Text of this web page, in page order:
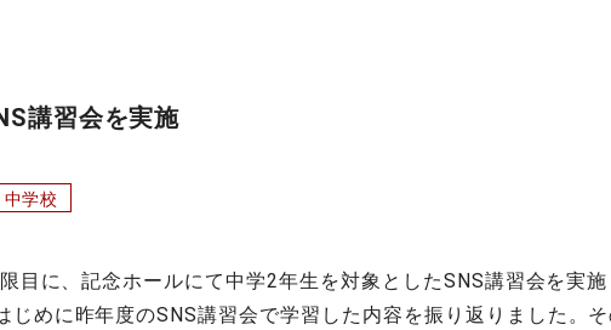
講習会を実施
中学校
目に、記念ホールにて中学2年生を対象としたSNS講習会を実施
めに昨年度のSNS講習会で学習した内容を振り返りました。